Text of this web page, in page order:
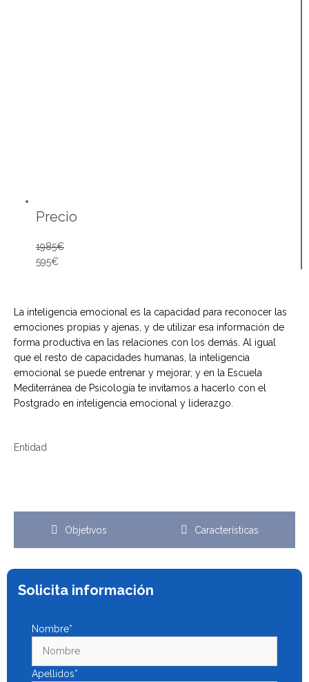
Precio
1985€
595€
La inteligencia emocional es la capacidad para reconocer las
emociones propias y ajenas, y de utilizar esa información de
forma productiva en las relaciones con los demás. Al igual
que el resto de capacidades humanas, la inteligencia
emocional se puede entrenar y mejorar, y en la Escuela
Mediterránea de Psicología te invitamos a hacerlo con el
Postgrado en inteligencia emocional y liderazgo.
Entidad
Objetivos Características
Solicita información
Nombre*
Apellidos*